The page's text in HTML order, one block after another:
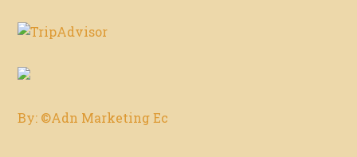
By: ©Adn Marketing Ec